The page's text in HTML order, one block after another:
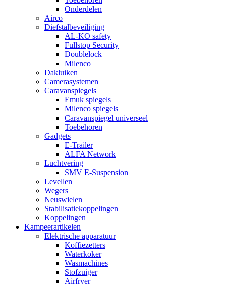
Onderdelen
Airco
Diefstalbeveiliging
AL-KO safety
Fullstop Security
Doublelock
Milenco
Dakluiken
Camerasystemen
Caravanspiegels
Emuk spiegels
Milenco spiegels
Caravanspiegel universeel
Toebehoren
Gadgets
E-Trailer
ALFA Network
Luchtvering
SMV E-Suspension
Levellen
Wegers
Neuswielen
Stabilisatiekoppelingen
Koppelingen
Kampeerartikelen
Elektrische apparatuur
Koffiezetters
Waterkoker
Wasmachines
Stofzuiger
Airfryer